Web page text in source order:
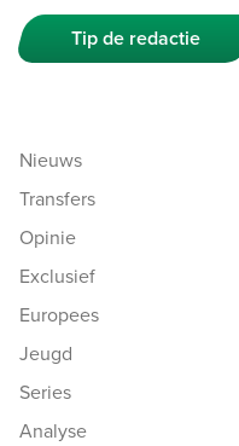
Tip de redactie
Nieuws
Transfers
Opinie
Exclusief
Europees
Jeugd
Series
Analyse